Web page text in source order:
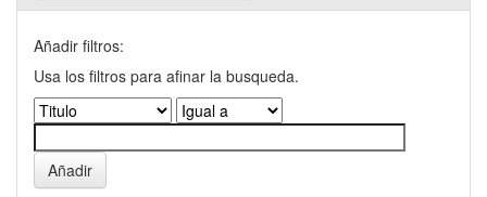
Añadir filtros:
Usa los filtros para afinar la busqueda.